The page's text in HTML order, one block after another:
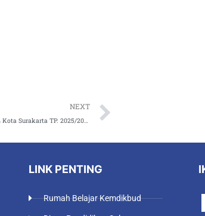
NEXT
Struktur Organisasi SMP Negeri 24 Kota Surakarta TP. 2025/2026
LINK PENTING
Rumah Belajar Kemdikbud